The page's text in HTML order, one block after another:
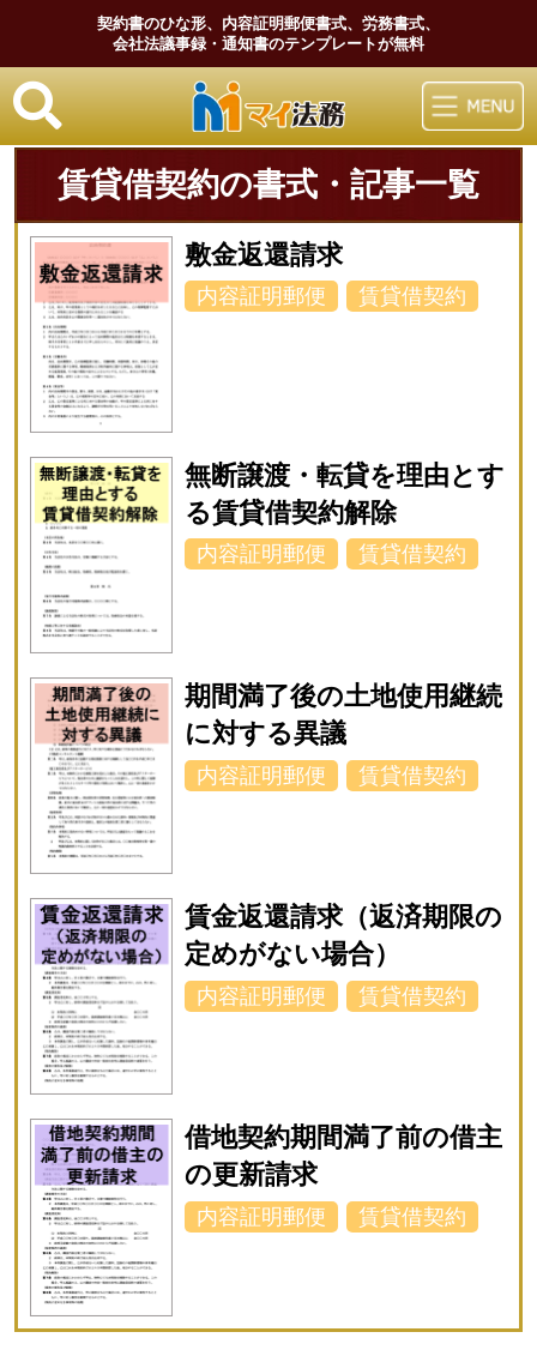
契約書のひな形、内容証明郵便書式、労務書式、
会社法議事録・通知書のテンプレートが無料
マイ法務
賃貸借契約の書式・記事一覧
敷金返還請求
内容証明郵便 賃貸借契約
無断譲渡・転貸を理由とす
る賃貸借契約解除
内容証明郵便 賃貸借契約
期間満了後の土地使用継続
に対する異議
内容証明郵便 賃貸借契約
賃金返還請求（返済期限の
定めがない場合）
内容証明郵便 賃貸借契約
借地契約期間満了前の借主
の更新請求
内容証明郵便 賃貸借契約